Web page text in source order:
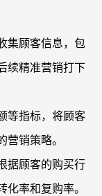
集顾客信息，包
续精准营销打下
等指标，将顾客
销策略。
据顾客的购买行
率和复购率。